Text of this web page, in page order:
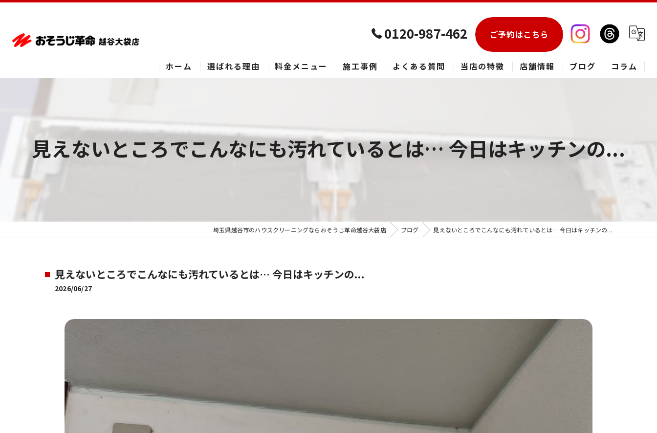
0120-987-462 ご予約はこちら
ホーム 選ばれる理由 料金メニュー 施工事例 よくある質問 当店の特徴
草加市のハウスクリーニング
店舗情報 ブログ コラム
見えないところでこんなにも汚れているとは… 今日はキッチンの...
埼玉県越谷市のハウスクリーニングならおそうじ革命越谷大袋店 ブログ 見えないところでこんなにも汚れているとは… 今日はキッチンの...
見えないところでこんなにも汚れているとは… 今日はキッチンの...
2026/06/27